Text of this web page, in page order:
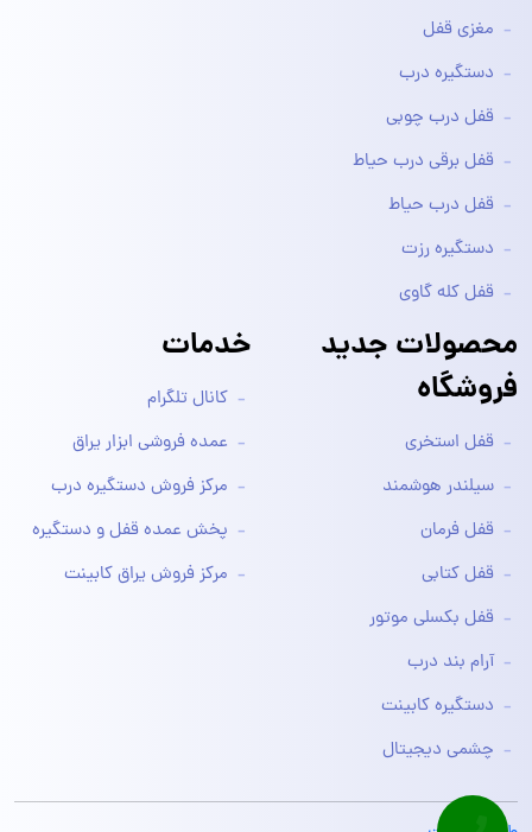
مغزی قفل
دستگیره درب
قفل درب چوبی
قفل برقی درب حیاط
قفل درب حیاط
دستگیره رزت
قفل کله گاوی
محصولات جدید
فروشگاه
قفل استخری
سیلندر هوشمند
قفل فرمان
قفل کتابی
قفل بکسلی موتور
آرام بند درب
دستگیره کابینت
چشمی دیجیتال
خدمات
کانال تلگرام
عمده فروشی ابزار یراق
مرکز فروش دستگیره درب
پخش عمده قفل و دستگیره
مرکز فروش یراق کابینت